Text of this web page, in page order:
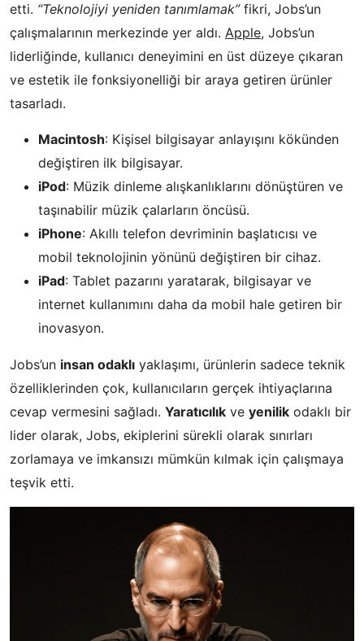
etti. “Teknolojiyi yeniden tanımlamak”fikri, Jobs’un
çalışmalarının merkezinde yer aldı. Apple, Jobs’un
liderliğinde, kullanıcı deneyimini en üst düzeye çıkaran
ve estetik ile fonksiyonelliği bir araya getiren ürünler
tasarladı.
Macintosh: Kişisel bilgisayar anlayışını kökünden
değiştiren ilk bilgisayar.
iPod: Müzik dinleme alışkanlıklarını dönüştüren ve
taşınabilir müzik çalarların öncüsü.
iPhone: Akıllı telefon devriminin başlatıcısı ve
mobil teknolojinin yönünü değiştiren bir cihaz.
iPad: Tablet pazarını yaratarak, bilgisayar ve
internet kullanımını daha da mobil hale getiren bir
inovasyon.
Jobs’un insan odaklı yaklaşımı, ürünlerin sadece teknik
özelliklerinden çok, kullanıcıların gerçek ihtiyaçlarına
cevap vermesini sağladı. Yaratıcılık ve yenilik odaklı bir
lider olarak, Jobs, ekiplerini sürekli olarak sınırları
zorlamaya ve imkansızı mümkün kılmak için çalışmaya
teşvik etti.